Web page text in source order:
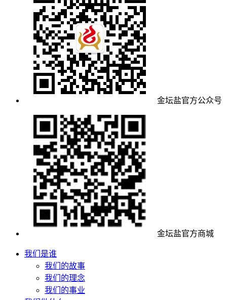
金坛盐官方公众号
金坛盐官方商城
我们是谁
我们的故事
我们的理念
我们的事业